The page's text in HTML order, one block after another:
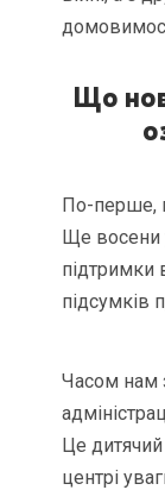
Що
По-перше,
Ще восени
підтримки
підсумків
Часом нам
Це дитячий
центрі